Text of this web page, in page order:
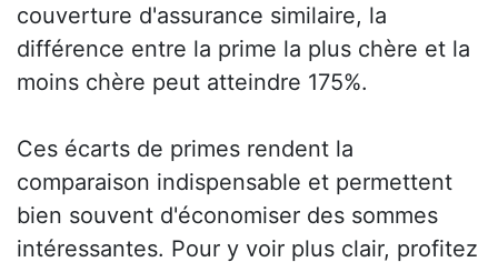
couverture d'assurance similaire, la
différence entre la prime la plus chère et la
moins chère peut atteindre 175%.
Ces écarts de primes rendent la
comparaison indispensable et permettent
bien souvent d'économiser des sommes
intéressantes. Pour y voir plus clair, profitez